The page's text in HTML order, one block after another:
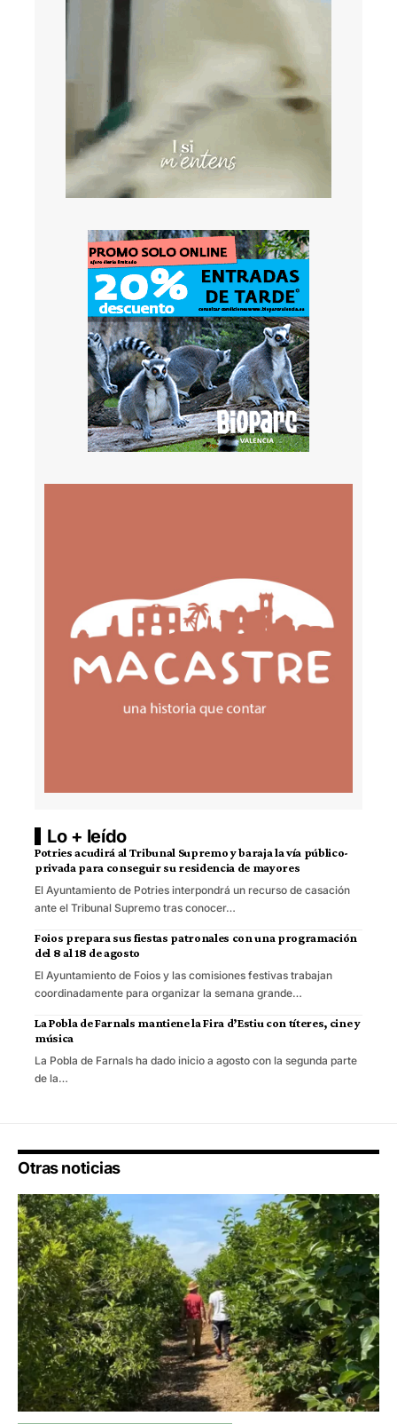
Lo + leído
Potries acudirá al Tribunal Supremo y baraja la vía público-
privada para conseguir su residencia de mayores
El Ayuntamiento de Potries interpondrá un recurso de casación
ante el Tribunal Supremo tras conocer…
Foios prepara sus fiestas patronales con una programación
del 8 al 18 de agosto
El Ayuntamiento de Foios y las comisiones festivas trabajan
coordinadamente para organizar la semana grande…
La Pobla de Farnals mantiene la Fira d’Estiu con títeres, cine y
música
La Pobla de Farnals ha dado inicio a agosto con la segunda parte
de la…
Otras noticias